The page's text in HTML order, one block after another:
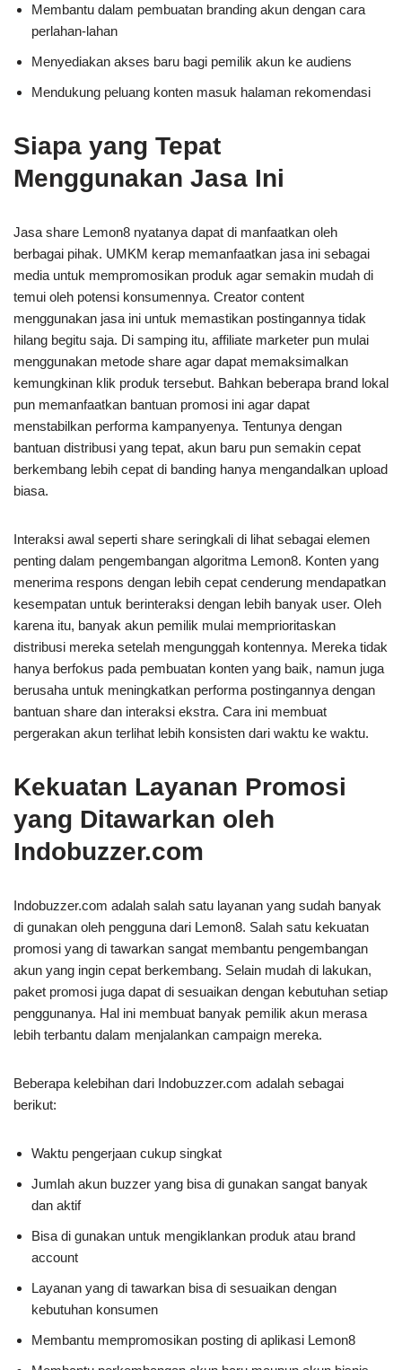
Membantu dalam pembuatan branding akun dengan cara
perlahan-lahan
Menyediakan akses baru bagi pemilik akun ke audiens
Mendukung peluang konten masuk halaman rekomendasi
Siapa yang Tepat
Menggunakan Jasa Ini
Jasa share Lemon8 nyatanya dapat di manfaatkan oleh
berbagai pihak. UMKM kerap memanfaatkan jasa ini sebagai
media untuk mempromosikan produk agar semakin mudah di
temui oleh potensi konsumennya. Creator content
menggunakan jasa ini untuk memastikan postingannya tidak
hilang begitu saja. Di samping itu, affiliate marketer pun mulai
menggunakan metode share agar dapat memaksimalkan
kemungkinan klik produk tersebut. Bahkan beberapa brand lokal
pun memanfaatkan bantuan promosi ini agar dapat
menstabilkan performa kampanyenya. Tentunya dengan
bantuan distribusi yang tepat, akun baru pun semakin cepat
berkembang lebih cepat di banding hanya mengandalkan upload
biasa.
Interaksi awal seperti share seringkali di lihat sebagai elemen
penting dalam pengembangan algoritma Lemon8. Konten yang
menerima respons dengan lebih cepat cenderung mendapatkan
kesempatan untuk berinteraksi dengan lebih banyak user. Oleh
karena itu, banyak akun pemilik mulai memprioritaskan
distribusi mereka setelah mengunggah kontennya. Mereka tidak
hanya berfokus pada pembuatan konten yang baik, namun juga
berusaha untuk meningkatkan performa postingannya dengan
bantuan share dan interaksi ekstra. Cara ini membuat
pergerakan akun terlihat lebih konsisten dari waktu ke waktu.
Kekuatan Layanan Promosi
yang Ditawarkan oleh
Indobuzzer.com
Indobuzzer.com adalah salah satu layanan yang sudah banyak
di gunakan oleh pengguna dari Lemon8. Salah satu kekuatan
promosi yang di tawarkan sangat membantu pengembangan
akun yang ingin cepat berkembang. Selain mudah di lakukan,
paket promosi juga dapat di sesuaikan dengan kebutuhan setiap
penggunanya. Hal ini membuat banyak pemilik akun merasa
lebih terbantu dalam menjalankan campaign mereka.
Beberapa kelebihan dari Indobuzzer.com adalah sebagai
berikut:
Waktu pengerjaan cukup singkat
Jumlah akun buzzer yang bisa di gunakan sangat banyak
dan aktif
Bisa di gunakan untuk mengiklankan produk atau brand
account
Layanan yang di tawarkan bisa di sesuaikan dengan
kebutuhan konsumen
Membantu mempromosikan posting di aplikasi Lemon8